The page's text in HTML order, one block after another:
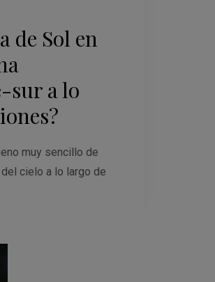
de Sol en
sur a lo
muy sencillo de
cielo a lo largo de